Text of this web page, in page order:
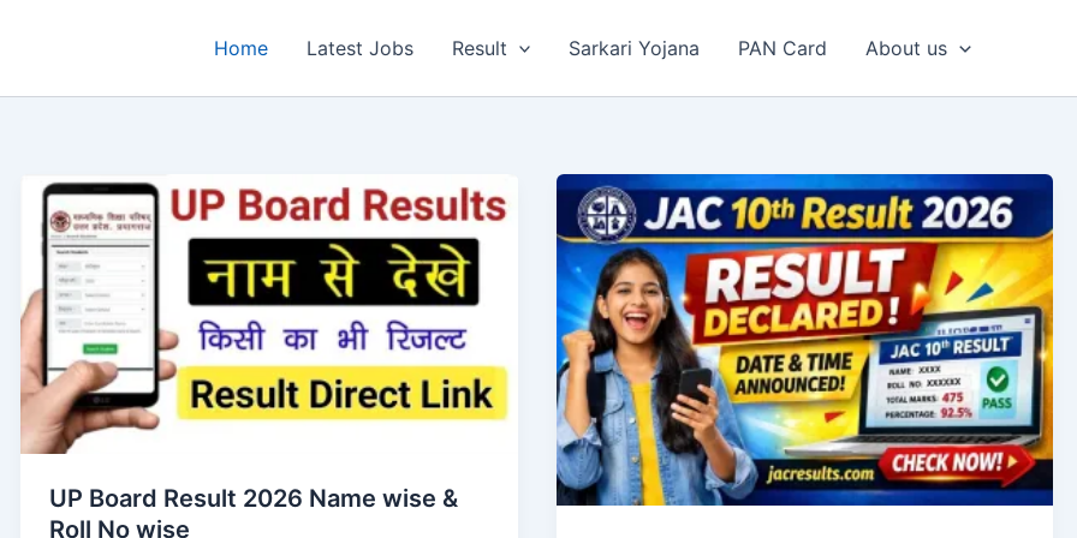
Home Latest Jobs Result Sarkari Yojana PAN Card About us
UP Board Result 2026 Name wise &
Roll No wise